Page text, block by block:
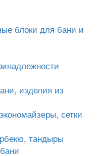
блоки для бани и
изделия из
сетки
тандыры